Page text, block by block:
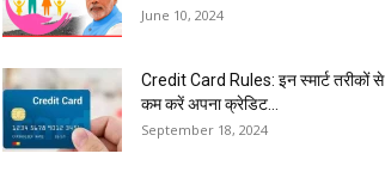
June 10, 2024
Credit Card Rules: इन स्मार्ट तरीकों से
कम करें अपना क्रेडिट...
September 18, 2024